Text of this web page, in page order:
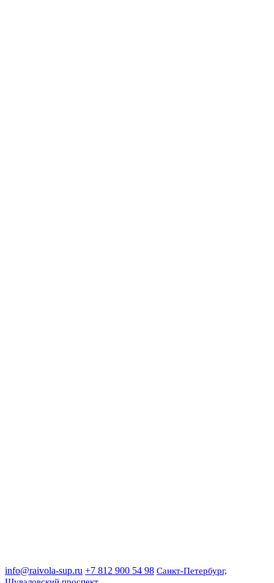
info@raivola-sup.ru +7 812 900 54 98 Санкт-Петербург,